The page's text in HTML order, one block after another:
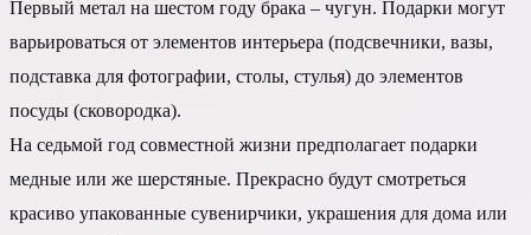
Первый метал на шестом году брака – чугун. Подарки могут
варьироваться от элементов интерьера (подсвечники, вазы,
подставка для фотографии, столы, стулья) до элементов
посуды (сковородка).
На седьмой год совместной жизни предполагает подарки
медные или же шерстяные. Прекрасно будут смотреться
красиво упакованные сувенирчики, украшения для дома или